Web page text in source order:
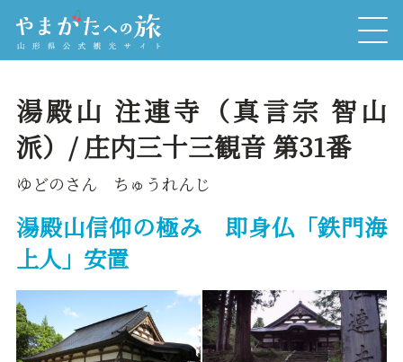
湯殿山 注連寺（真言宗 智山
派）/ 庄内三十三観音 第31番
ゆどのさん ちゅうれんじ
湯殿山信仰の極み 即身仏「鉄門海
上人」安置